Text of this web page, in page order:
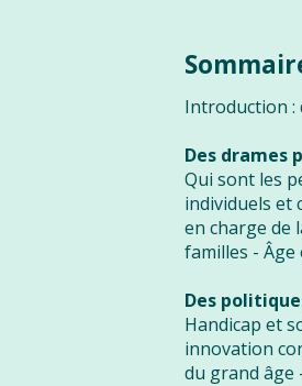
Introduction :
Des drames
Qui sont les
individuels et
en charge de
familles -
Des
Handicap et
innovation
du grand âge